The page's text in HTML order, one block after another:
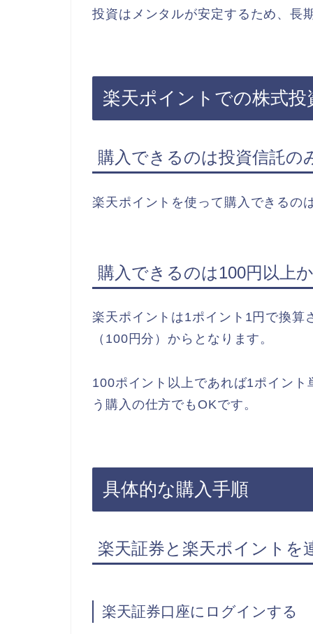
投資はメンタルが安定するため、長
楽天ポイントでの株式投
購入できるのは投資信託の
楽天ポイントを使って購入できるの
購入できるのは100円以上
楽天ポイントは1ポイント1円で換算
（100円分）からとなります。
100ポイント以上であれば1ポイン
う購入の仕方でもOKです。
具体的な購入手順
楽天証券と楽天ポイントを
楽天証券口座にログインする